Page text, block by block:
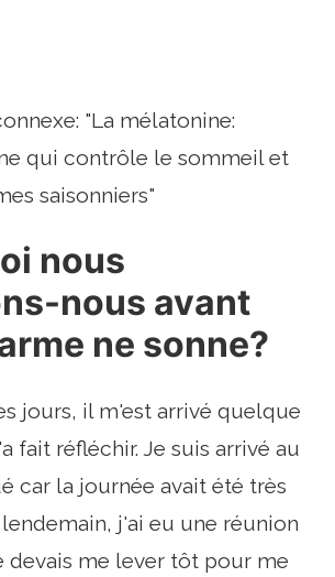
"La mélatonine:
qui contrôle le sommeil et
saisonniers"
nous
nous avant
ne sonne?
jours, il m'est arrivé quelque
fait réfléchir. Je suis arrivé au
car la journée avait été très
j'ai eu une réunion
devais me lever tôt pour me